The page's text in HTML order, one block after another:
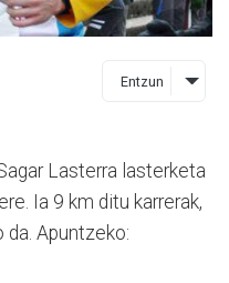
Entzun
Lasterra lasterketa
Ia 9 km ditu karrerak,
da. Apuntze­ko: